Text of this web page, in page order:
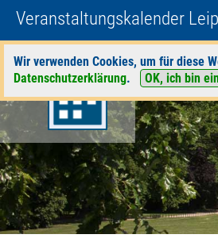
Veranstaltungskalender
Wir verwenden Cookies, um für diese
Datenschutzerklärung. OK, ich bin